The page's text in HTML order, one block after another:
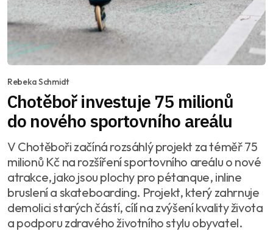
Rebeka Schmidt
Chotěboř investuje 75 milionů
do nového sportovního areálu
V Chotěboři začíná rozsáhlý projekt za téměř 75
milionů Kč na rozšíření sportovního areálu o nové
atrakce, jako jsou plochy pro pétanque, inline
bruslení a skateboarding. Projekt, který zahrnuje
demolici starých částí, cílí na zvýšení kvality života
a podporu zdravého životního stylu obyvatel.